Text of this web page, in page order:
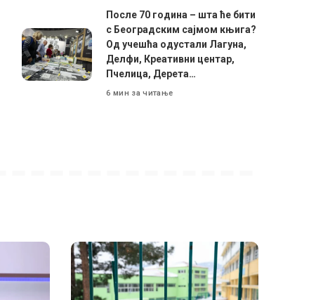
После 70 година – шта ће бити
с Београдским сајмом књига?
Од учешћа одустали Лагуна,
Делфи, Креативни центар,
Пчелица, Дерета…
6 мин за читање